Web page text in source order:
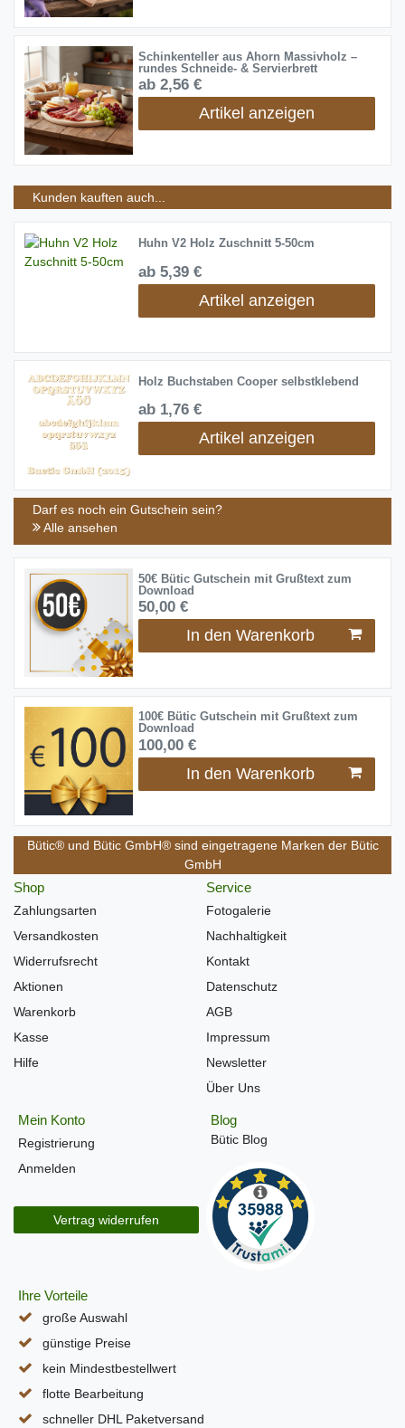
Schinkenteller aus Ahorn Massivholz –
rundes Schneide- & Servierbrett
ab 2,56 €
Artikel anzeigen
Kunden kauften auch...
Huhn V2 Holz Zuschnitt 5-50cm
ab 5,39 €
Artikel anzeigen
Holz Buchstaben Cooper selbstklebend
ab 1,76 €
Artikel anzeigen
Darf es noch ein Gutschein sein?
Alle ansehen
50€ Bütic Gutschein mit Grußtext zum
Download
50,00 €
In den Warenkorb
100€ Bütic Gutschein mit Grußtext zum
Download
100,00 €
In den Warenkorb
Bütic® und Bütic GmbH® sind eingetragene Marken der Bütic
GmbH
Shop
Zahlungsarten
Versandkosten
Widerrufsrecht
Aktionen
Warenkorb
Kasse
Hilfe
Service
Fotogalerie
Nachhaltigkeit
Kontakt
Datenschutz
AGB
Impressum
Newsletter
Über Uns
Mein Konto
Registrierung
Anmelden
Vertrag widerrufen
Blog
Bütic Blog
Ihre Vorteile
große Auswahl
günstige Preise
kein Mindestbestellwert
flotte Bearbeitung
schneller DHL Paketversand